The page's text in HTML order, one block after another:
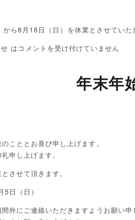
ら8月18日（日）を休業とさせていた
はコメントを受け付けていません
年末年
こととお喜び申し上げます。
申し上げます。
させて頂きます。
日（日）
外にご連絡いただきますようお願い申